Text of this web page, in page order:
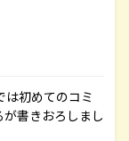
は初めてのコミ
書きおろしまし